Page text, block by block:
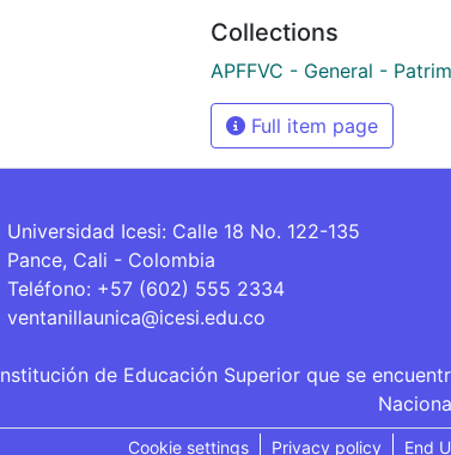
Collections
APFFVC - General -
Full item page
Universidad Icesi: Calle 18 No. 122-135
Pance, Cali - Colombia
Teléfono: +57 (602) 555 2334
ventanillaunica@icesi.edu.co
de Educación Superior que se
Cookie settings Privacy policy End